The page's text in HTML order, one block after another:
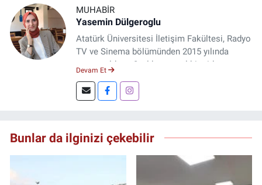
MUHABIR
Yasemin Dülgeroglu
Atatürk Üniversitesi İletişim Fakültesi, Radyo
TV ve Sinema bölümünden 2015 yılında
mezun oldum. 3 yıl kurumsal bir şirkette
DoğuGazetesi.com internet haber sitesinde
muhabirlik yapıyor ve içerik üretiyorum.
Devam Et
Bunlar da ilginizi çekebilir